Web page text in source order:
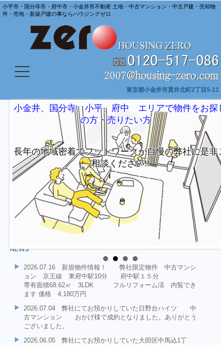
小平市・国分寺市・府中市・小金井市不動産 土地・中古マンション・中古戸建・売却物
件・売地・新築戸建の事ならハウジングゼロ
東京都小金井市貫井北町2丁目5-11
小金井、国分寺、小平、府中 エリアで物件をお探
の方・売りたい方、
長年の地域密着でフットワークが自慢の弊社に是非
相談ください!!
NEWS
2026.07.16 新規物件情報！ 弊社限定物件 中古マンシ
ョン 京王線 東府中駅10分 府中駅１５分
専有面積68.62㎡ 3LDK フルリフォーム済 内覧でき
ます 価格 4,180万円
2026.07.04 弊社にてお預かりしていた日野台ハイツ 中
古マンション おかげ様で成約となりました。ありがとう
ございました。
2026.06.05 弊社にてお預かりしていた大田区中馬込1丁